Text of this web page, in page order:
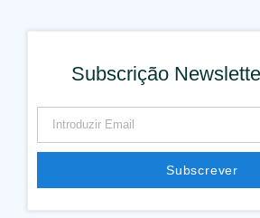
Subscrição
Subscrever